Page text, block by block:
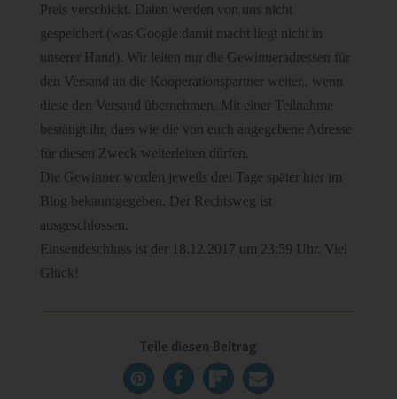
Preis verschickt. Daten werden von uns nicht
gespeichert (was Google damit macht liegt nicht in
unserer Hand). Wir leiten nur die Gewinneradressen für
den Versand an die Kooperationspartner weiter., wenn
diese den Versand übernehmen. Mit einer Teilnahme
bestätigt ihr, dass wie die von euch angegebene Adresse
für diesen Zweck weiterleiten dürfen.
Die Gewinner werden jeweils drei Tage später hier im
Blog bekanntgegeben. Der Rechtsweg ist
ausgeschlossen.
Einsendeschluss ist der 18.12.2017 um 23:59 Uhr. Viel
Glück!
Teile diesen Beitrag